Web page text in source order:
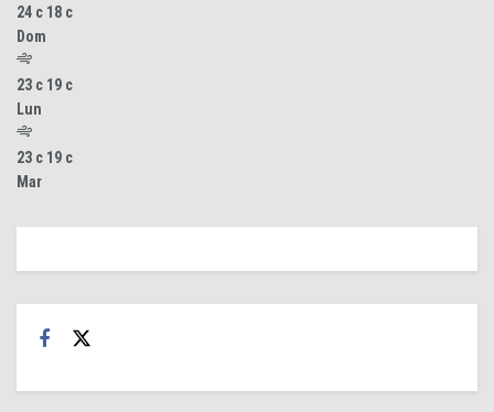
24 c 18 c
Dom
23 c 19 c
Lun
23 c 19 c
Mar